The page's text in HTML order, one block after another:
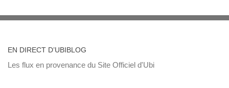
EN DIRECT D’UBIBLOG
Les flux en provenance du Site Officiel d'Ubi